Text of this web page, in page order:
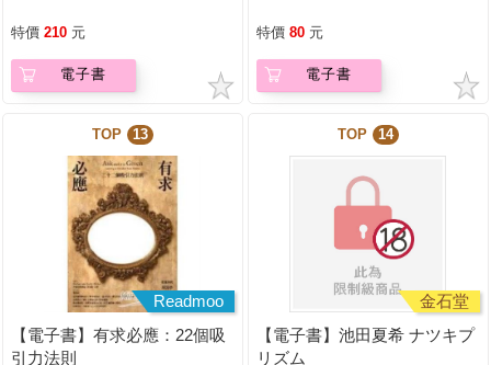
特價 210 元
電子書
特價 80 元
電子書
TOP 13
Readmoo
【電子書】有求必應：22個吸
引力法則
TOP 14
金石堂
【電子書】池田夏希 ナツキプ
リズム